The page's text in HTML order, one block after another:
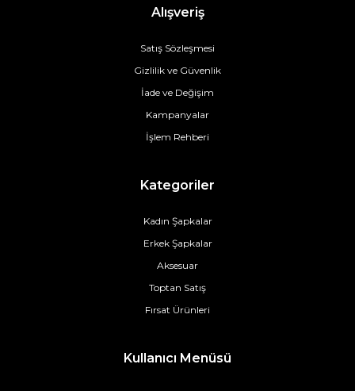
Alışveriş
Satış Sözleşmesi
Gizlilik ve Güvenlik
İade ve Değişim
Kampanyalar
İşlem Rehberi
Kategoriler
Kadın Şapkalar
Erkek Şapkalar
Aksesuar
Toptan Satış
Fırsat Ürünleri
Kullanıcı Menüsü